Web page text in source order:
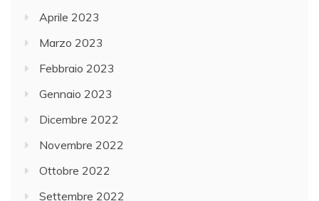
Aprile 2023
Marzo 2023
Febbraio 2023
Gennaio 2023
Dicembre 2022
Novembre 2022
Ottobre 2022
Settembre 2022